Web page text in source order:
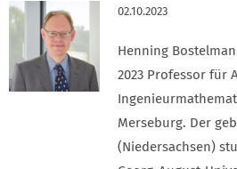
02.10.2023
Henning
2023 Professor für
Merseburg. Der
(Niedersachsen)